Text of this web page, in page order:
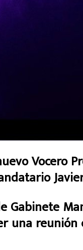
Vocero
Gabinete
una reunión